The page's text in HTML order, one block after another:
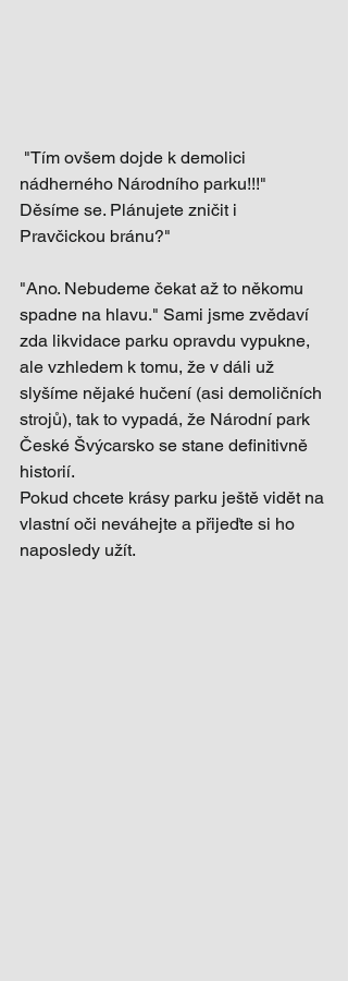
nádherného Národního parku!!!"
Děsíme se. Plánujete zničit i
Pravčickou bránu?"
"Ano. Nebudeme čekat až to někomu
spadne na hlavu." Sami jsme zvědaví
zda likvidace parku opravdu vypukne,
ale vzhledem k tomu, že v dáli už
slyšíme nějaké hučení (asi demoličních
strojů), tak to vypadá, že Národní park
České Švýcarsko se stane definitivně
historií.
Pokud chcete krásy parku ještě vidět na
vlastní oči neváhejte a přijeďte si ho
naposledy užít.